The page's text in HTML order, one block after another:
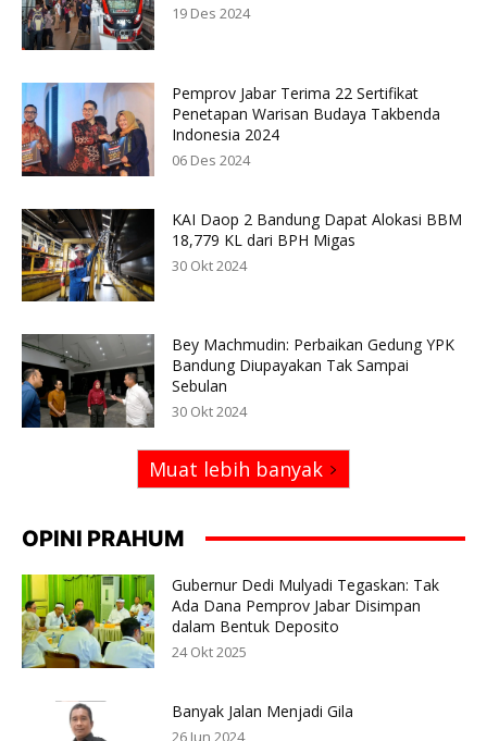
19 Des 2024
Pemprov Jabar Terima 22 Sertifikat
Penetapan Warisan Budaya Takbenda
Indonesia 2024
06 Des 2024
KAI Daop 2 Bandung Dapat Alokasi BBM
18,779 KL dari BPH Migas
30 Okt 2024
Bey Machmudin: Perbaikan Gedung YPK
Bandung Diupayakan Tak Sampai
Sebulan
30 Okt 2024
Muat lebih banyak
OPINI PRAHUM
Gubernur Dedi Mulyadi Tegaskan: Tak
Ada Dana Pemprov Jabar Disimpan
dalam Bentuk Deposito
24 Okt 2025
Banyak Jalan Menjadi Gila
26 Jun 2024